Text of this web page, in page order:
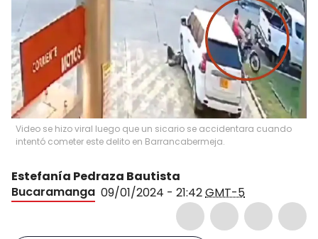
Video se hizo viral luego que un sicario se accidentara cuando
intentó cometer este delito en Barrancabermeja.
Estefanía Pedraza Bautista
Bucaramanga 09/01/2024 - 21:42GMT-5